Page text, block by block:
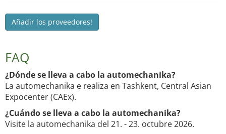
Añadir los proveedores!
FAQ
¿Dónde se lleva a cabo la automechanika?
La automechanika e realiza en Tashkent, Central Asian
Expocenter (CAEx).
¿Cuándo se lleva a cabo la automechanika?
Visite la automechanika del 21. - 23. octubre 2026.